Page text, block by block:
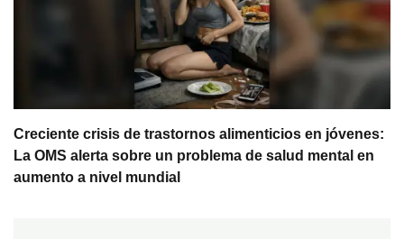
Creciente crisis de trastornos alimenticios en jóvenes:
La OMS alerta sobre un problema de salud mental en
aumento a nivel mundial